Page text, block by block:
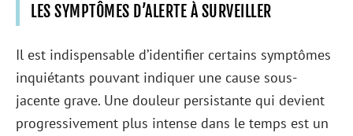
LES SYMPTÔMES D’ALERTE À SURVEILLER
Il est indispensable d’identifier certains symptômes
inquiétants pouvant indiquer une cause sous-
jacente grave. Une douleur persistante qui devient
progressivement plus intense dans le temps est un